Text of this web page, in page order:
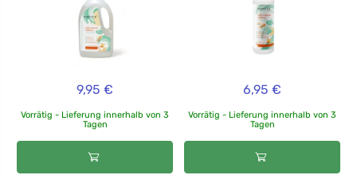
9,95 €
Vorrätig - Lieferung innerhalb von 3
Tagen
6,95 €
Vorrätig - Lieferung innerhalb von 3
Tagen